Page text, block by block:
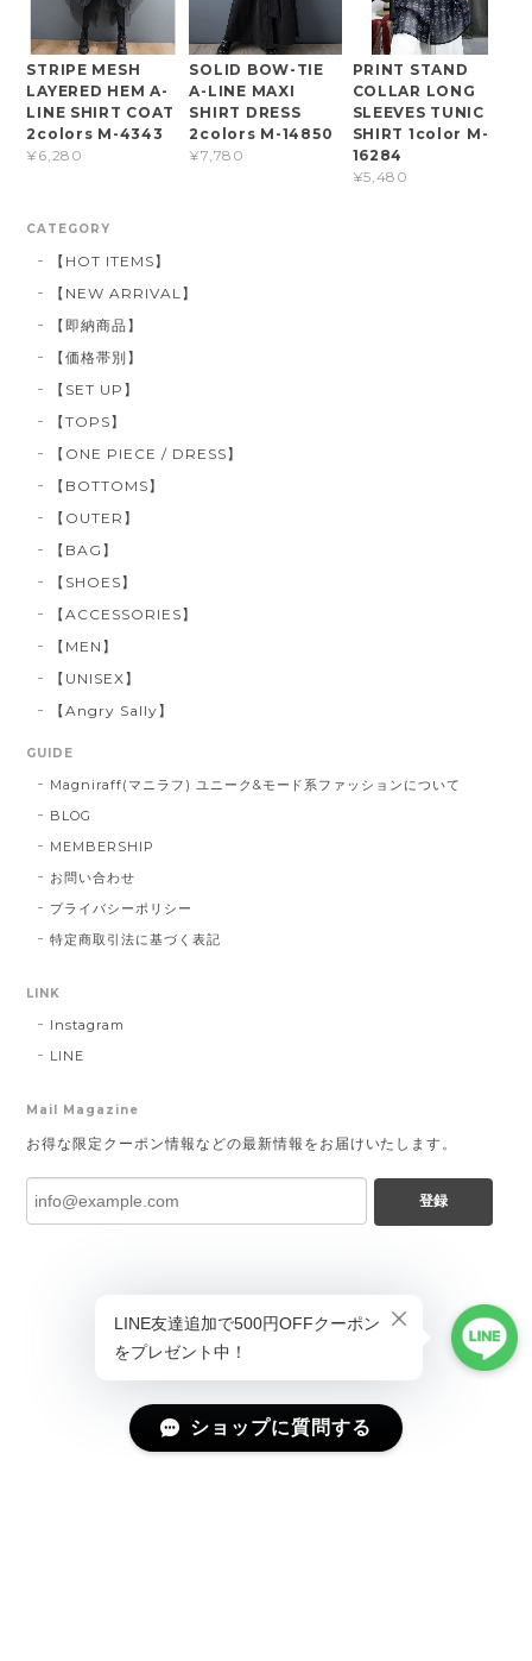
STRIPE MESH
LAYERED HEM A-
LINE SHIRT COAT
2colors M-4343
¥6,280
SOLID BOW-TIE
A-LINE MAXI
SHIRT DRESS
2colors M-14850
¥7,780
PRINT STAND
COLLAR LONG
SLEEVES TUNIC
SHIRT 1color M-
16284
¥5,480
CATEGORY
【HOT ITEMS】
【NEW ARRIVAL】
【即納商品】
【価格帯別】
【SET UP】
【TOPS】
【ONE PIECE / DRESS】
【BOTTOMS】
【OUTER】
【BAG】
【SHOES】
【ACCESSORIES】
【MEN】
【UNISEX】
【Angry Sally】
GUIDE
Magniraff(マニラフ) ユニーク&モード系ファッションについて
BLOG
MEMBERSHIP
お問い合わせ
プライバシーポリシー
特定商取引法に基づく表記
LINK
Instagram
LINE
Mail Magazine
お得な限定クーポン情報などの最新情報をお届けいたします。
登録
ショップに質問する